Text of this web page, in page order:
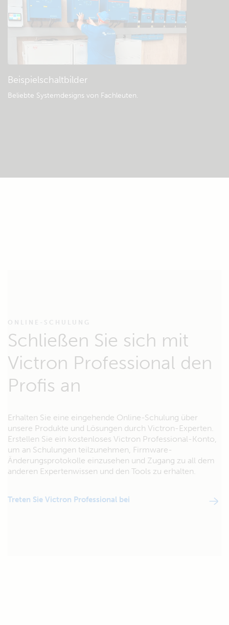
Beispielschaltbilder
Beliebte Systemdesigns von Fachleuten.
ONLINE-SCHULUNG
Schließen Sie sich mit
Victron Professional den
Profis an
Erhalten Sie eine eingehende Online-Schulung über
unsere Produkte und Lösungen durch Victron-Experten.
Erstellen Sie ein kostenloses Victron Professional-Konto,
um an Schulungen teilzunehmen, Firmware-
Änderungsprotokolle einzusehen und Zugang zu all dem
anderen Expertenwissen und den Tools zu erhalten.
Treten Sie Victron Professional bei